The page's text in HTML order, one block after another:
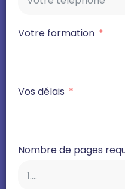
Votre formation
Vos délais
Nombre de pages